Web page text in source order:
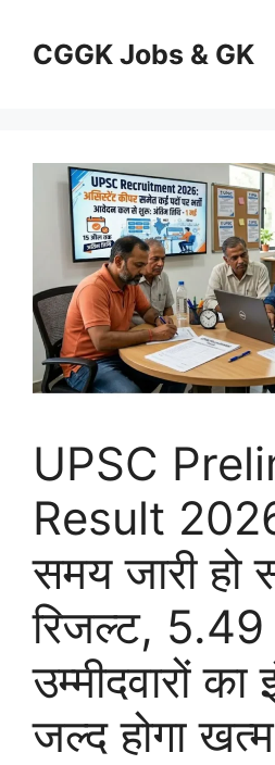
contentCGGK Jobs & GK
UPSC
Result
समय जारी हो
रिजल्ट,
उम्मीदवारों का
जल्द होगा खत्म